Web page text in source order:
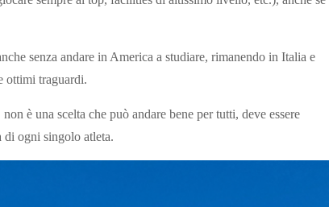
senza andare in America a studiare, rimanendo in Italia e
ottimi traguardi.
è una scelta che può andare bene per tutti, deve essere
di ogni singolo atleta.